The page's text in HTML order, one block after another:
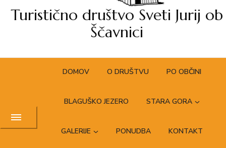
Turistično društvo Sveti Jurij ob
Ščavnici
DOMOV O DRUŠTVU PO OBČINI
BLAGUŠKO JEZERO STARA GORA
GALERIJE PONUDBA KONTAKT